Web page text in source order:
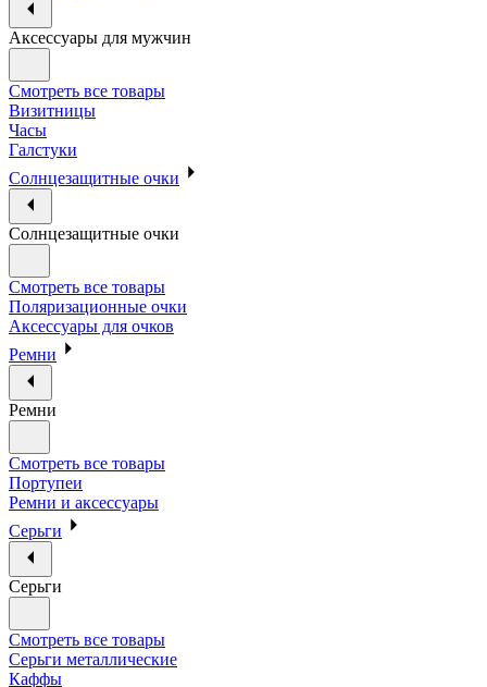
Аксессуары для мужчин
Смотреть все товары
Визитницы
Часы
Галстуки
Солнцезащитные очки
Солнцезащитные очки
Смотреть все товары
Поляризационные очки
Аксессуары для очков
Ремни
Ремни
Смотреть все товары
Портупеи
Ремни и аксессуары
Серьги
Серьги
Смотреть все товары
Серьги металлические
Каффы